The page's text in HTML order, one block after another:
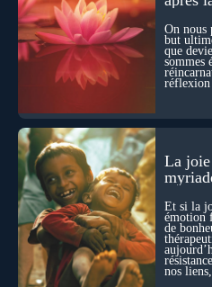
sensation étrange d’être relié à
! Sommes-nous à l’aube d’une
Sans doute. Mais encore faut-il
territoires avec lucidité, et
On nous
but
que
sommes
réflexion
La
Et si la
émotion
de
nos